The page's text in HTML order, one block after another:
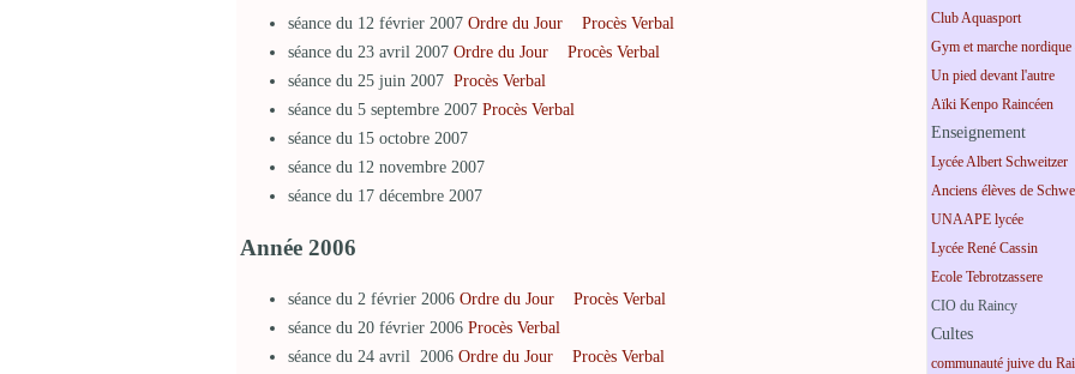
séance du 12 février 2007 Ordre du Jour
Procès Verbal
séance du 23 avril 2007 Ordre du Jour
Procès Verbal
séance du 25 juin 2007 Procès Verbal
séance du 5 septembre 2007 Procès Verbal
séance du 15 octobre 2007
séance du 12 novembre 2007
séance du 17 décembre 2007
Année 2006
séance du 2 février 2006 Ordre du Jour
Procès Verbal
séance du 20 février 2006 Procès Verbal
séance du 24 avril 2006 Ordre du Jour
Procès Verbal
Club Aquasport
Gym et marche
Un pied devant l'autre
Aïki Kenpo Raincéen
Enseignement
Lycée Albert Schweitzer
Anciens élèves de
UNAAPE lycée
Lycée René Cassin
Ecole Tebrotzassere
CIO du Raincy
Cultes
communauté juive du